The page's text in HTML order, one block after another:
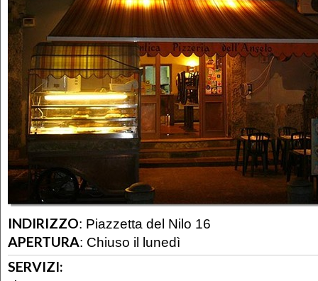
INDIRIZZO: Piazzetta del Nilo 16
APERTURA: Chiuso il lunedì
SERVIZI: